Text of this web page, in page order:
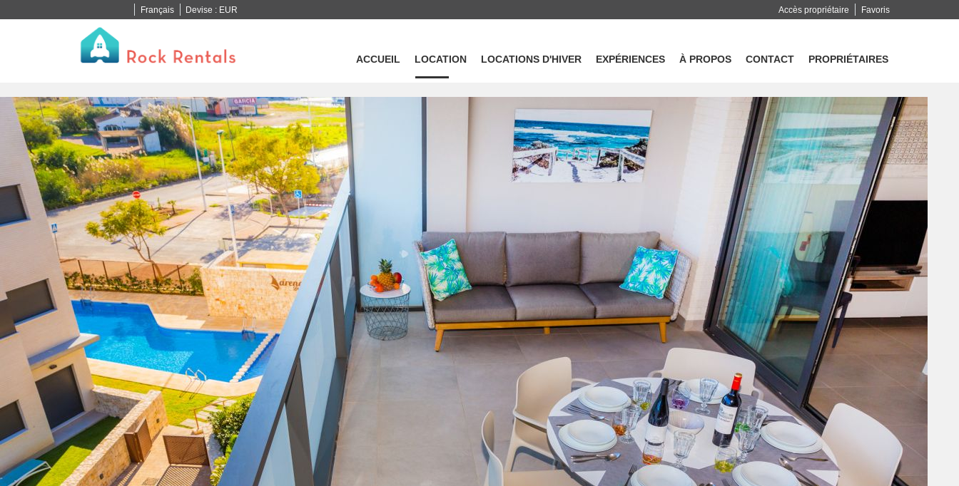
Français Devise : EUR Favoris
Accès propriétaire
ACCUEIL LOCATION LOCATIONS D'HIVER EXPÉRIENCES À PROPOS CONTACT PROPRIÉTAIRES